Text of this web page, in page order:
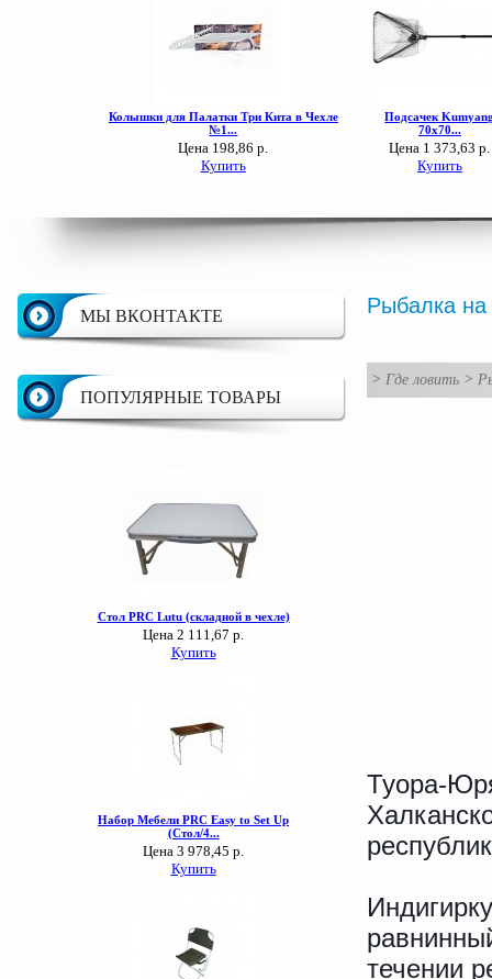
МЫ ВКОНТАКТЕ
ПОПУЛЯРНЫЕ ТОВАРЫ
Рыбалка на
> Где ловить >
Туора-
течении